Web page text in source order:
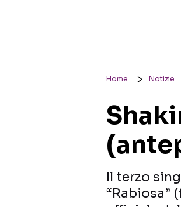
Home Notizie
Il terzo
“Rabiosa”